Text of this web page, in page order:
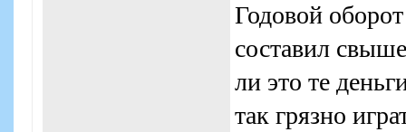
Годовой
составил
ли это те
так грязно